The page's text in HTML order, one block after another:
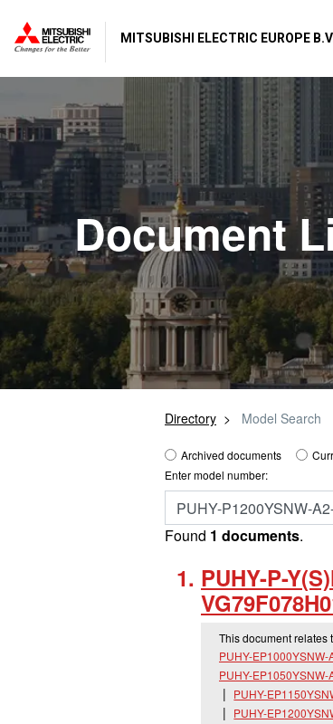
MITSUBISHI ELECTRIC EUROPE
Document
Directory Model Search
Archived documents
Enter model number:
Found 1 documents.
PUHY-P-
This document relates
PUHY-EP1000YSNW-
PUHY-EP1050YSNW-
PUHY-
PUHY-